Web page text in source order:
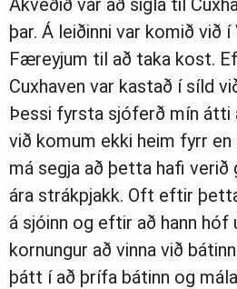
Ákveðið var að sigla til
þar. Á leiðinni var komið við
Færeyjum til að taka kost.
Cuxhaven var kastað í síld
Þessi fyrsta sjóferð mín átti
við komum ekki heim fyrr
má segja að þetta hafi
ára strákpjakk. Oft eftir
á sjóinn og eftir að hann hóf
kornungur að vinna við
þátt í að þrífa bátinn og